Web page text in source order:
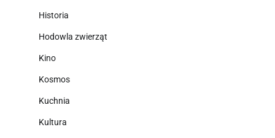
Historia
Hodowla zwierząt
Kino
Kosmos
Kuchnia
Kultura